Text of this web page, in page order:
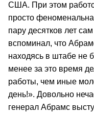
США. При этом
просто
пару десятков лет
вспоминал, что
находясь в штабе не
менее за это время
работы, чем иные
день!». Довольно
генерал Абрамс